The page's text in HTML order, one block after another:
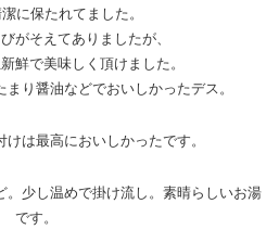
に保たれてました。
がそえてありましたが、
鮮で美味しく頂けました。
り醤油などでおいしかったデス。
は最高においしかったです。
。少し温めで掛け流し。素晴らしいお湯
です。